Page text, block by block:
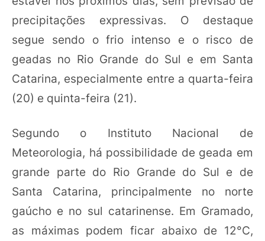
precipitações expressivas. O destaque
segue sendo o frio intenso e o risco de
geadas no Rio Grande do Sul e em Santa
Catarina, especialmente entre a quarta-feira
(20) e quinta-feira (21).
Segundo o Instituto Nacional de
Meteorologia, há possibilidade de geada em
grande parte do Rio Grande do Sul e de
Santa Catarina, principalmente no norte
gaúcho e no sul catarinense. Em Gramado,
as máximas podem ficar abaixo de 12°C,